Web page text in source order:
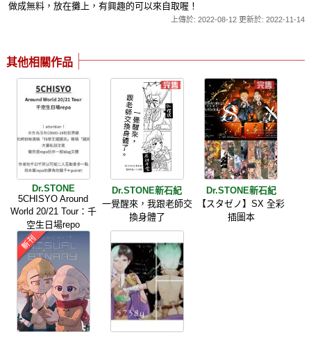
做成無料，放在攤上，有興趣的可以來自取喔！
上傳於: 2022-08-12 更新於: 2022-11-14
其他相關作品
Dr.STONE
5CHISYO Around
World 20/21 Tour：千
空生日場repo
Dr.STONE新石紀
一覺醒來，我跟老師交
換身體了
Dr.STONE新石紀
【スタゼノ】SX 全彩
插圖本